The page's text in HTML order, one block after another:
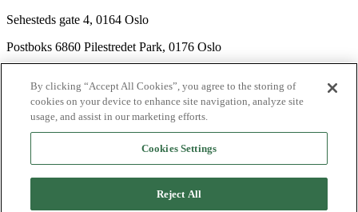
Sehesteds gate 4, 0164 Oslo
Postboks 6860 Pilestredet Park, 0176 Oslo
Nyhetsbrev
Ledige stillinger
Send inn manus
By clicking “Accept All Cookies”, you agree to the storing of
cookies on your device to enhance site navigation, analyze site
usage, and assist in our marketing efforts.
Cookies Settings
Reject All